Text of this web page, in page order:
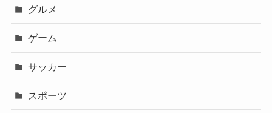
グルメ
ゲーム
サッカー
スポーツ